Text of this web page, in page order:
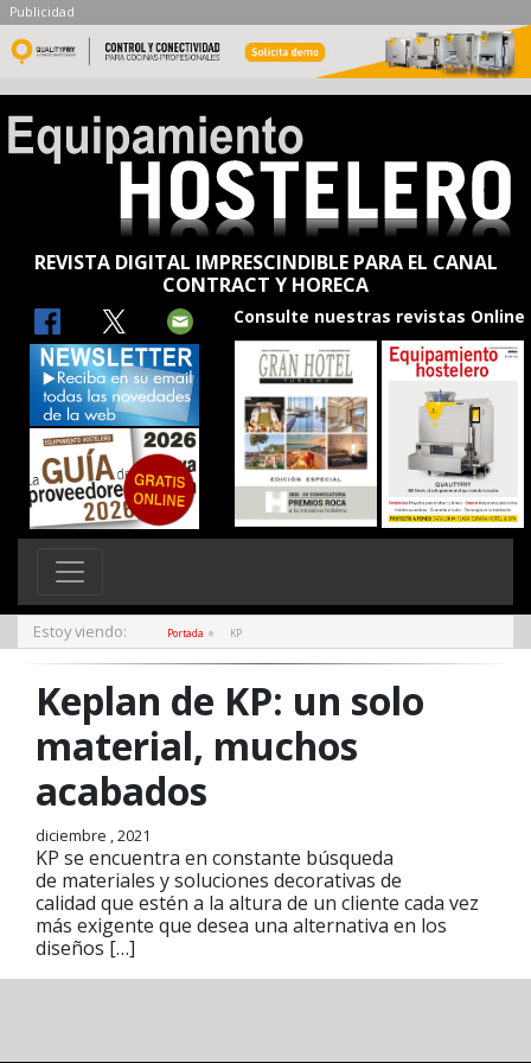
Publicidad
REVISTA DIGITAL IMPRESCINDIBLE PARA EL CANAL
CONTRACT Y HORECA
Consulte nuestras revistas Online
Estoy viendo: Portada » KP
Keplan de KP: un solo
material, muchos
acabados
diciembre , 2021
KP se encuentra en constante búsqueda
de materiales y soluciones decorativas de
calidad que estén a la altura de un cliente cada vez
más exigente que desea una alternativa en los
diseños […]